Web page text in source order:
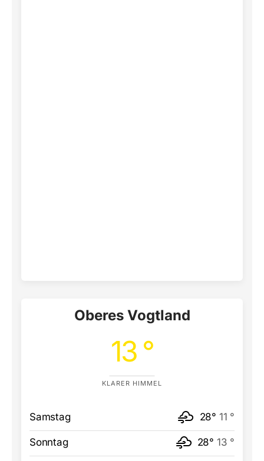
Oberes Vogtland
13 °
KLARER HIMMEL
Samstag 28° 11 °
Sonntag 28° 13 °